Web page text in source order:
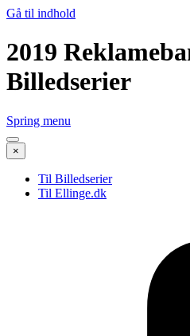
Gå til indhold
2019
Billedserier
Spring menu
×
Til Billedserier
Til Ellinge.dk